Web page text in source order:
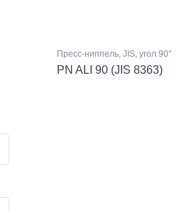
Пресс-ниппель, JIS, угол 90°
PN ALI 90 (JIS 8363)